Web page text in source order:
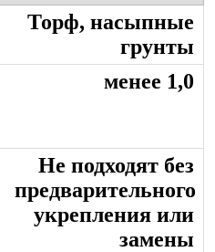
Торф, насыпные
грунты
менее 1,0
Не подходят без
предварительного
укрепления или
замены